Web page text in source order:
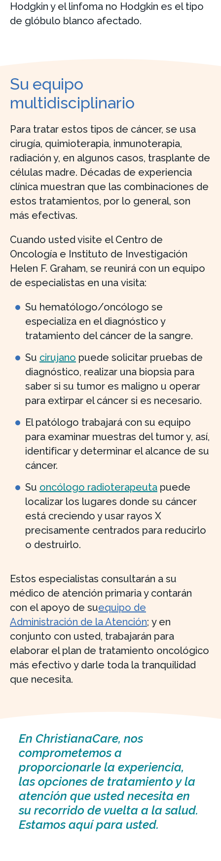
Hodgkin y el linfoma no Hodgkin es el tipo
de glóbulo blanco afectado.
Su equipo
multidisciplinario
Para tratar estos tipos de cáncer, se usa
cirugía, quimioterapia, inmunoterapia,
radiación y, en algunos casos, trasplante de
células madre. Décadas de experiencia
clínica muestran que las combinaciones de
estos tratamientos, por lo general, son
más efectivas.
Cuando usted visite el Centro de
Oncología e Instituto de Investigación
Helen F. Graham, se reunirá con un equipo
de especialistas en una visita:
Su hematólogo/oncólogo se
especializa en el diagnóstico y
tratamiento del cáncer de la sangre.
Su cirujano puede solicitar pruebas de
diagnóstico, realizar una biopsia para
saber si su tumor es maligno u operar
para extirpar el cáncer si es necesario.
El patólogo trabajará con su equipo
para examinar muestras del tumor y, así,
identificar y determinar el alcance de su
cáncer.
Su oncólogo radioterapeuta puede
localizar los lugares donde su cáncer
está creciendo y usar rayos X
precisamente centrados para reducirlo
o destruirlo.
Estos especialistas consultarán a su
médico de atención primaria y contarán
con el apoyo de suequipo de
Administración de la Atención; y en
conjunto con usted, trabajarán para
elaborar el plan de tratamiento oncológico
más efectivo y darle toda la tranquilidad
que necesita.
En ChristianaCare, nos
comprometemos a
proporcionarle la experiencia,
las opciones de tratamiento y la
atención que usted necesita en
su recorrido de vuelta a la salud.
Estamos aquí para usted.